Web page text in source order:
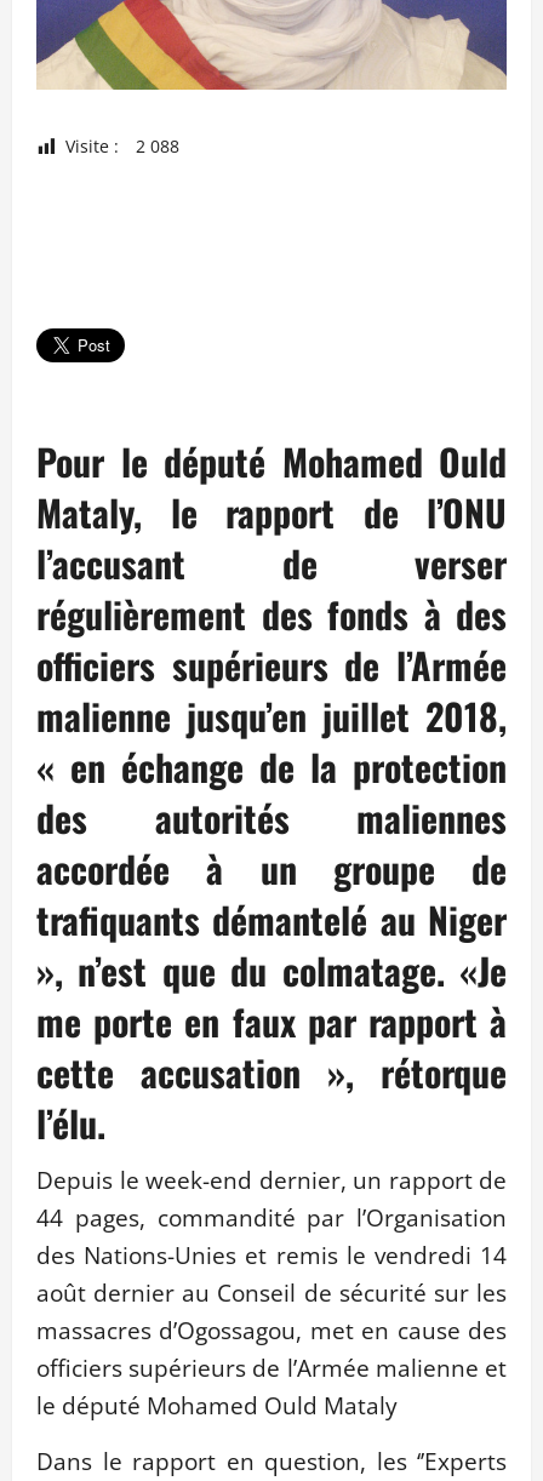
Visite : 2 088
Pour le député Mohamed Ould
Mataly, le rapport de l’ONU
l’accusant de verser
régulièrement des fonds à des
officiers supérieurs de l’Armée
malienne jusqu’en juillet 2018,
« en échange de la protection
des autorités maliennes
accordée à un groupe de
trafiquants démantelé au Niger
», n’est que du colmatage. «Je
me porte en faux par rapport à
cette accusation », rétorque
l’élu.
Depuis le week-end dernier, un rapport de
44 pages, commandité par l’Organisation
des Nations-Unies et remis le vendredi 14
août dernier au Conseil de sécurité sur les
massacres d’Ogossagou, met en cause des
officiers supérieurs de l’Armée malienne et
le député Mohamed Ould Mataly
Dans le rapport en question, les ‘’Experts